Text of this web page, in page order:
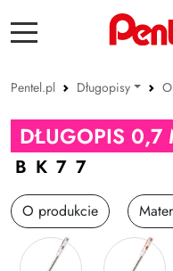
Pentel.pl Długopisy
Produkty
Wkłady
Markery
DŁUGOPIS 0,7
BK77
O produkcie